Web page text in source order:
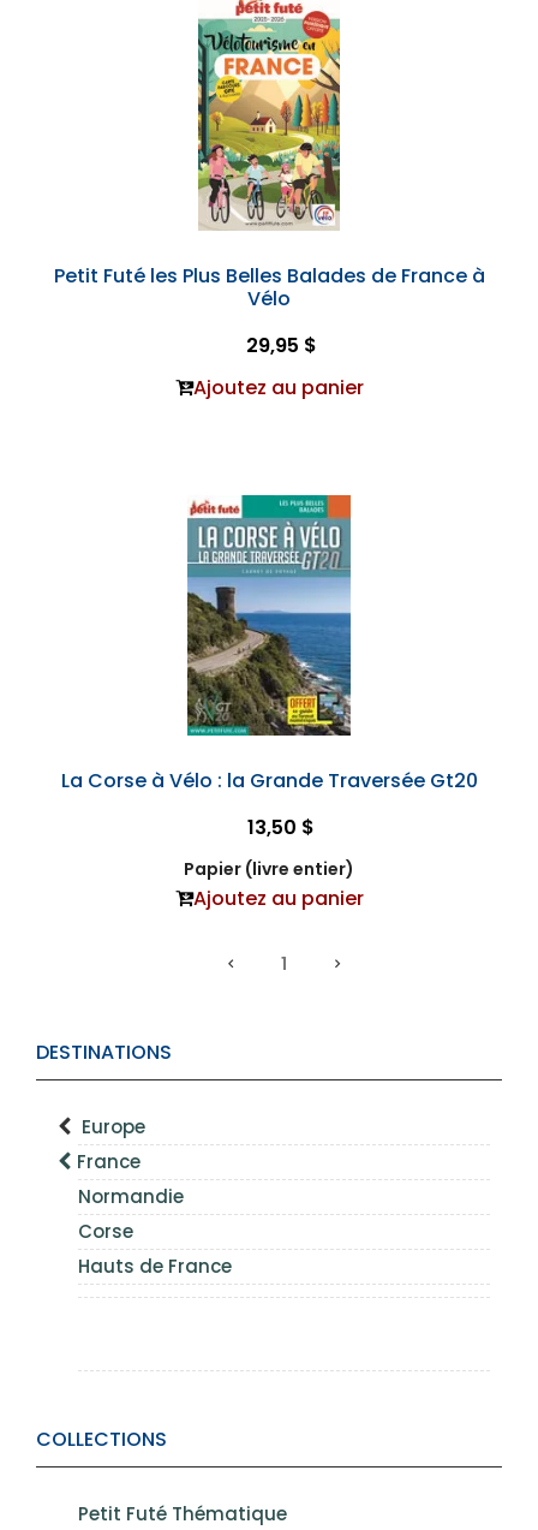
DESTINATIONS
Europe
France
Normandie
Corse
Hauts de France
COLLECTIONS
Petit Futé Thématique
Petit Futé les Plus Belles Balades de France à
Vélo
29,95 $
Ajoutez au panier
La Corse à Vélo : la Grande Traversée Gt20
13,50 $
Papier (livre entier)
Ajoutez au panier
1